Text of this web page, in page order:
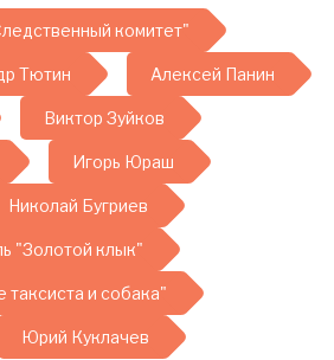
комитет"
Тютин Алексей Панин
Виктор Зуйков
Игорь Юраш
Николай Бугриев
"Золотой клык"
и собака"
Юрий Куклачев